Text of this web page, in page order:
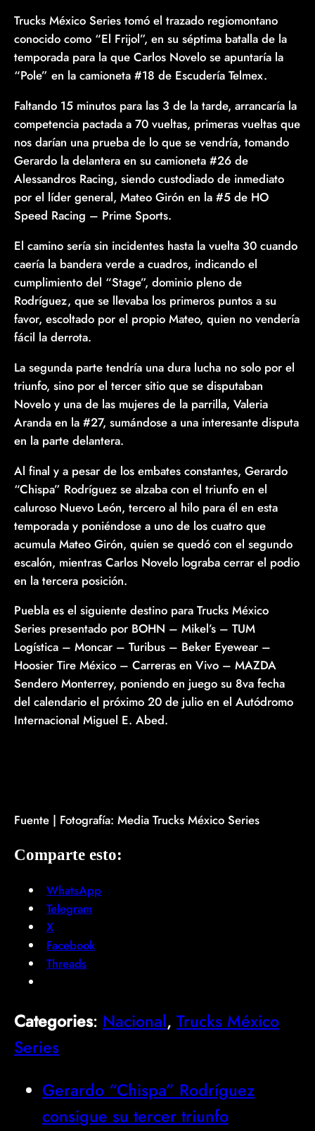
Trucks México Series tomó el trazado regiomontano
conocido como “El Frijol”, en su séptima batalla de la
temporada para la que Carlos Novelo se apuntaría la
“Pole” en la camioneta #18 de Escudería Telmex.
Faltando 15 minutos para las 3 de la tarde, arrancaría la
competencia pactada a 70 vueltas, primeras vueltas que
nos darían una prueba de lo que se vendría, tomando
Gerardo la delantera en su camioneta #26 de
Alessandros Racing, siendo custodiado de inmediato
por el líder general, Mateo Girón en la #5 de HO
Speed Racing – Prime Sports.
El camino sería sin incidentes hasta la vuelta 30 cuando
caería la bandera verde a cuadros, indicando el
cumplimiento del “Stage”, dominio pleno de
Rodríguez, que se llevaba los primeros puntos a su
favor, escoltado por el propio Mateo, quien no vendería
fácil la derrota.
La segunda parte tendría una dura lucha no solo por el
triunfo, sino por el tercer sitio que se disputaban
Novelo y una de las mujeres de la parrilla, Valeria
Aranda en la #27, sumándose a una interesante disputa
en la parte delantera.
Al final y a pesar de los embates constantes, Gerardo
“Chispa” Rodríguez se alzaba con el triunfo en el
caluroso Nuevo León, tercero al hilo para él en esta
temporada y poniéndose a uno de los cuatro que
acumula Mateo Girón, quien se quedó con el segundo
escalón, mientras Carlos Novelo lograba cerrar el podio
en la tercera posición.
Puebla es el siguiente destino para Trucks México
Series presentado por BOHN – Mikel’s – TUM
Logística – Moncar – Turibus – Beker Eyewear –
Hoosier Tire México – Carreras en Vivo – MAZDA
Sendero Monterrey, poniendo en juego su 8va fecha
del calendario el próximo 20 de julio en el Autódromo
Internacional Miguel E. Abed.
Fuente | Fotografía: Media Trucks México Series
Comparte esto:
WhatsApp
Telegram
X
Facebook
Threads
Categories: Nacional, Trucks México
Series
Gerardo “Chispa” Rodríguez
consigue su tercer triunfo